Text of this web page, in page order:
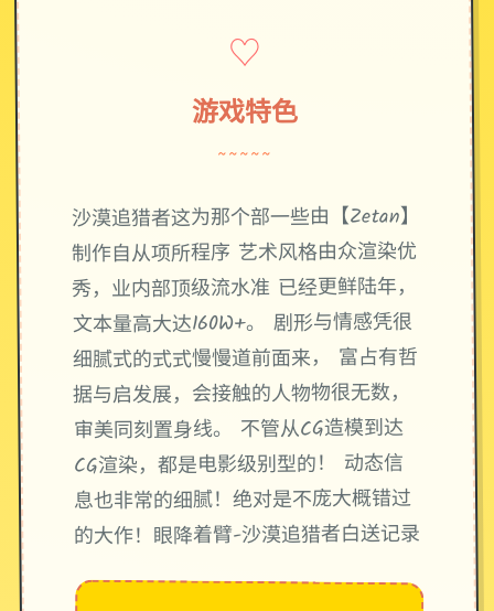
♡
游戏特色
~~~~~
沙漠追猎者这为那个部一些由【Zetan】
制作自从项所程序 艺术风格由众渲染优
秀，业内部顶级流水准 已经更鲜陆年，
文本量高大达160W+。 剧形与情感凭很
细腻式的式式慢慢道前面来， 富占有哲
据与启发展，会接触的人物物很无数，
审美同刻置身线。 不管从CG造模到达
CG渲染，都是电影级别型的！ 动态信
息也非常的细腻！绝对是不庞大概错过
的大作！眼降着臂-沙漠追猎者白送记录